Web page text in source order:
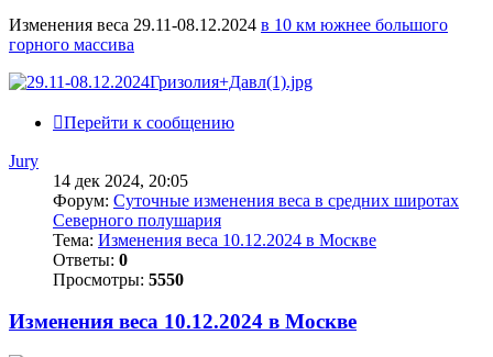
Изменения веса 29.11-08.12.2024 в 10 км южнее большого
горного массива
Перейти к сообщению
Jury
14 дек 2024, 20:05
Форум: Суточные изменения веса в средних широтах
Северного полушария
Тема: Изменения веса 10.12.2024 в Москве
Ответы: 0
Просмотры: 5550
Изменения веса 10.12.2024 в Москве